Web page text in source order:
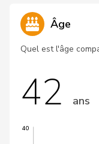
Âge
Quel est l'âge
42 ans
40